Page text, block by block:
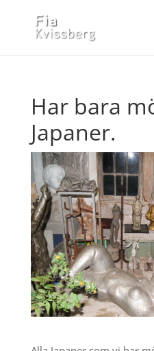
Har bara
Japaner.